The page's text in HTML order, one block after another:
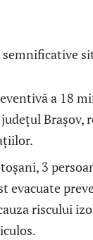
a 18
Brașov,
3
evacuate
riscului